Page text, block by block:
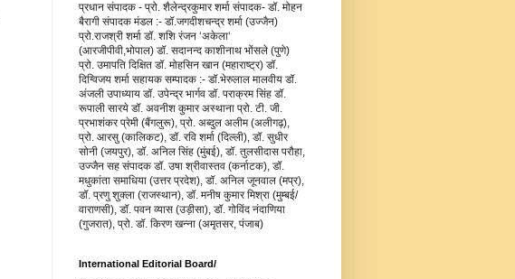
प्रधान संपादक - प्रो. शैलेन्द्रकुमार शर्मा संपादक- डॉ. मोहन
बैरागी संपादक मंडल :- डॉ.जगदीशचन्द्र शर्मा (उज्जैन)
प्रो.राजश्री शर्मा डॉ. शशि रंजन ‘अकेला‘
(आरजीपीवी,भोपाल) डॉ. सदानन्द काशीनाथ भोंसले (पुणे)
प्रो. उमापति दिक्षित डॉ. मोहसिन खान (महाराष्ट्र) डॉ.
दिग्विजय शर्मा सहायक सम्पादक :- डॉ.भेरुलाल मालवीय डॉ.
अंजली उपाध्याय डॉ. उपेन्द्र भार्गव डॉ. पराक्रम सिंह डॉ.
रूपाली सारये डॉ. अवनीश कुमार अस्थाना प्रो. टी. जी.
प्रभाशंकर प्रेमी (बैंगलुरू), प्रो. अब्दुल अलीम (अलीगढ़),
प्रो. आरसु (कालिकट), डॉ. रवि शर्मा (दिल्ली), डॉ. सुधीर
सोनी (जयपुर), डॉ. अनिल सिंह (मुंबई), डॉ. तुलसीदास परौहा,
उज्जैन सह संपादक डॉ. उषा श्रीवास्तव (कर्नाटक), डॉ.
मधुकांता समाधिया (उत्तर प्रदेश), डॉ. अनिल जूनवाल (मप्र),
डॉ. प्रणु शुक्ला (राजस्थान), डॉ. मनीष कुमार मिश्रा (मुम्बई/
वाराणसी), डॉ. पवन व्यास (उड़ीसा), डॉ. गोविंद नंदाणिया
(गुजरात), प्रो. डॉ. किरण खन्ना (अमृतसर, पंजाब)
International Editorial Board/